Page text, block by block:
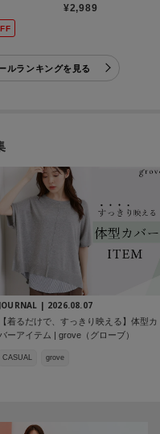
¥2,989
ルランキングを見る
JOURNAL | 2026.08.07
【着るだけで、すっきり映える】体型カ
バーアイテム | grove（グローブ）
CASUAL grove